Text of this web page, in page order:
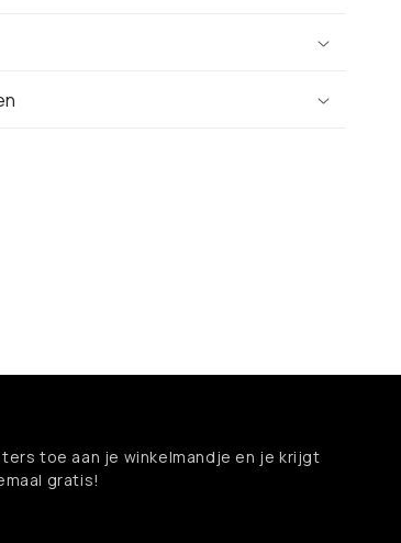
toe aan je winkelmandje en je krijgt
gratis!